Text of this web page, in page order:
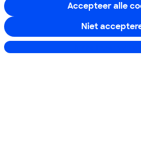
Accepteer alle
Niet
Boeken & Bladen